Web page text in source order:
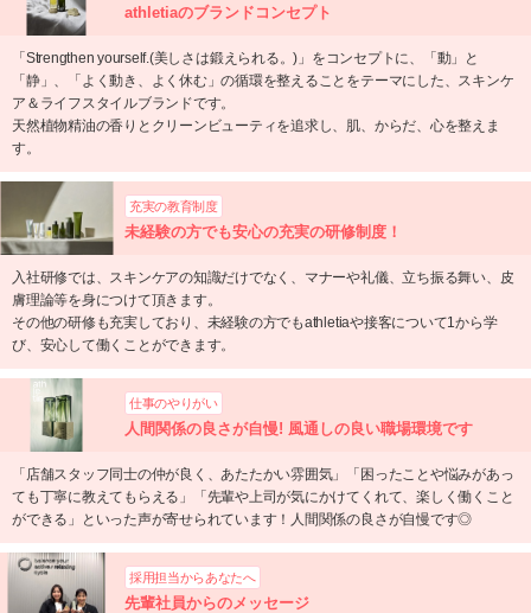
athletiaのブランドコンセプト
「Strengthen yourself.(美しさは鍛えられる。)」をコンセプトに、「動」と
「静」、「よく動き、よく休む」の循環を整えることをテーマにした、スキンケ
ア＆ライフスタイルブランドです。
天然植物精油の香りとクリーンビューティを追求し、肌、からだ、心を整えま
す。
充実の教育制度
未経験の方でも安心の充実の研修制度！
入社研修では、スキンケアの知識だけでなく、マナーや礼儀、立ち振る舞い、皮
膚理論等を身につけて頂きます。
その他の研修も充実しており、未経験の方でもathletiaや接客について1から学
び、安心して働くことができます。
仕事のやりがい
人間関係の良さが自慢! 風通しの良い職場環境です
「店舗スタッフ同士の仲が良く、あたたかい雰囲気」「困ったことや悩みがあっ
ても丁寧に教えてもらえる」「先輩や上司が気にかけてくれて、楽しく働くこと
ができる」といった声が寄せられています！人間関係の良さが自慢です◎
採用担当からあなたへ
先輩社員からのメッセージ